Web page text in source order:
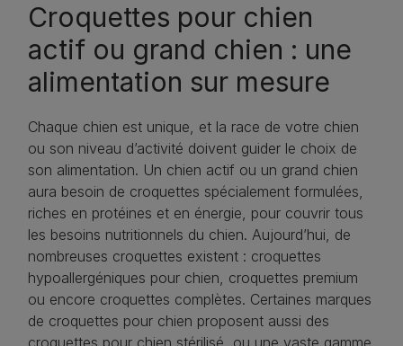
Croquettes pour chien
actif ou grand chien : une
alimentation sur mesure
Chaque chien est unique, et la race de votre chien
ou son niveau d’activité doivent guider le choix de
son alimentation. Un chien actif ou un grand chien
aura besoin de croquettes spécialement formulées,
riches en protéines et en énergie, pour couvrir tous
les besoins nutritionnels du chien. Aujourd’hui, de
nombreuses croquettes existent : croquettes
hypoallergéniques pour chien, croquettes premium
ou encore croquettes complètes. Certaines marques
de croquettes pour chien proposent aussi des